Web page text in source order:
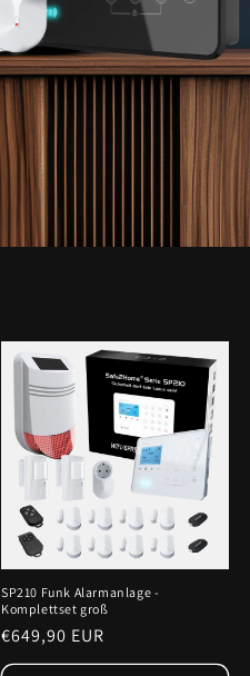
SP210 Funk Alarmanlage -
Komplettset groß
Normaler
Preis
€649,90 EUR